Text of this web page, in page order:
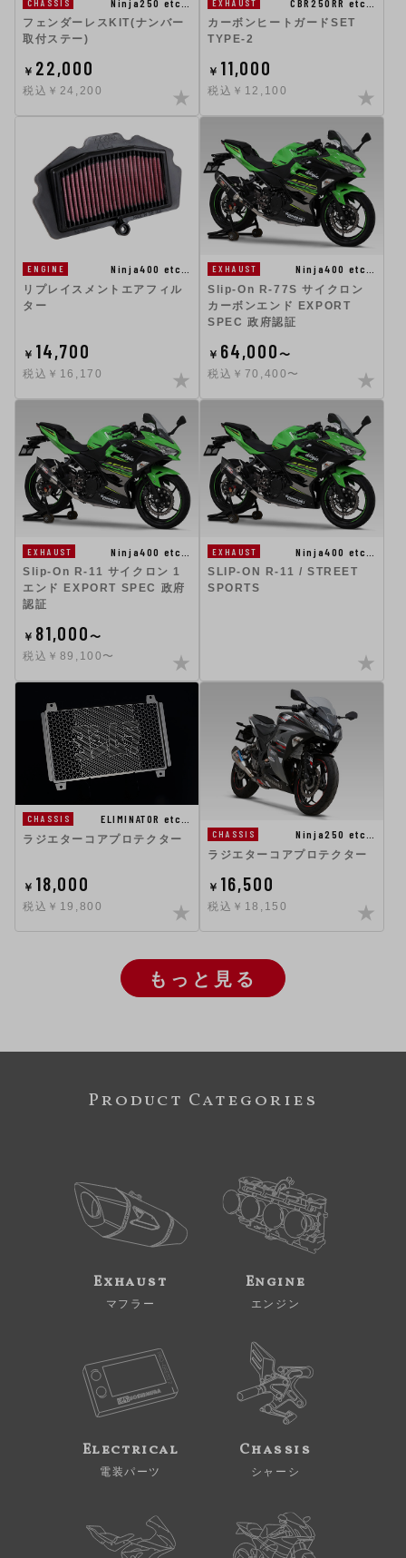
CHASSIS
Ninja250 etc…
フェンダーレスKIT(ナンバー
取付ステー)
￥ 22,000
税込￥24,200
EXHAUST
CBR250RR etc…
カーボンヒートガードSET
TYPE-2
￥ 11,000
税込￥12,100
ENGINE
Ninja400 etc…
リプレイスメントエアフィル
ター
￥ 14,700
税込￥16,170
EXHAUST
Ninja400 etc…
Slip-On R-77S サイクロン
カーボンエンド EXPORT
SPEC 政府認証
￥ 64,000〜
税込￥70,400〜
EXHAUST
Ninja400 etc…
Slip-On R-11 サイクロン 1
エンド EXPORT SPEC 政府
認証
￥ 81,000〜
税込￥89,100〜
EXHAUST
Ninja400 etc…
SLIP-ON R-11 / STREET
SPORTS
CHASSIS
ELIMINATOR etc…
ラジエターコアプロテクター
￥ 18,000
税込￥19,800
CHASSIS
Ninja250 etc…
ラジエターコアプロテクター
￥ 16,500
税込￥18,150
もっと見る
Product Categories
Exhaust
マフラー
Engine
エンジン
Electrical
電装パーツ
Chassis
シャーシ